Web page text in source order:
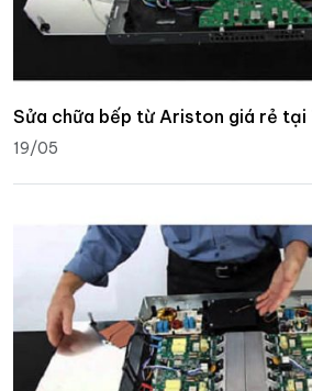
Sửa chữa bếp từ Ariston giá rẻ tại
19/05